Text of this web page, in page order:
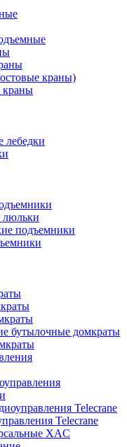
краны)
краны
лебедки
люльки
подъемники
бутылочные домкраты
Telecrane
Telecrane
XAC